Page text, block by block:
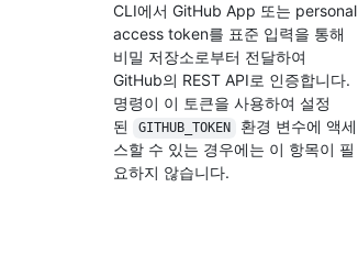
CLI에서 GitHub App 또는 personal
access token를 표준 입력을 통해
비밀 저장소로부터 전달하여
GitHub의 REST API로 인증합니다.
명령이 이 토큰을 사용하여 설정
된
GITHUB_TOKEN
환경 변수에 액세
스할 수 있는 경우에는 이 항목이 필
요하지 않습니다.